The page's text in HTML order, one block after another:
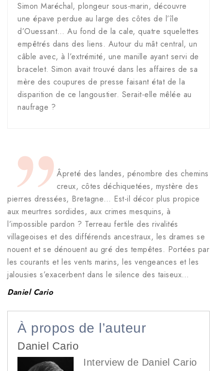
Simon Maréchal, plongeur sous-marin, découvre
une épave perdue au large des côtes de l’île
d’Ouessant… Au fond de la cale, quatre squelettes
empêtrés dans des liens. Autour du mât central, un
câble avec, à l’extrémité, une manille ayant servi de
bracelet. Simon avait trouvé dans les affaires de sa
mère des coupures de presse faisant état de la
disparition de ce langoustier. Serait-elle mêlée au
naufrage ?
Âpreté des landes, pénombre des chemins
creux, côtes déchiquetées, mystère des
pierres dressées, Bretagne… Est-il décor plus propice
aux meurtres sordides, aux crimes mesquins, à
l’impossible pardon ? Terreau fertile des rivalités
villageoises et des différends ancestraux, les drames se
nouent et se dénouent au gré des tempêtes. Portées par
les courants et les vents marins, les vengeances et les
jalousies s’exacerbent dans le silence des taiseux…
Daniel Cario
À propos de l’auteur
Daniel Cario
Interview de Daniel Cario